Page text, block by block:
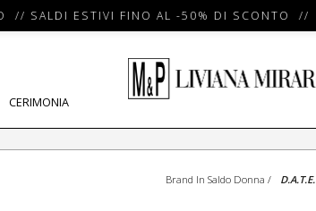
SALDI ESTIVI FINO AL -50% DI SCONTO //
CERIMONIA
Brand In Saldo Donna / D.A.T.E.